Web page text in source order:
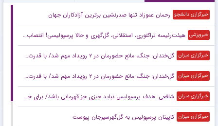
خبرگزاری دانشجو رحمان عموزاد تنها صدرنشین برترین آزادکاران جهان
خبرورزشی هیئت‌رئیسه تراکتوری، استقلالی، گل‌گهری و حالا پرسپولیسی! انتصاب‌های عجیب در باشگاه‌های خاص؛ فدراسیون حتما جوابگو باشد
خبرگزاری میزان گل‌خندان: جنگ، مانع حضورمان در ۲ رویداد مهم شد/ با قدرت برای بازی‌های آسیایی و سهمیه المپیک می‌جنگیم
خبرگزاری میزان گل‌خندان: جنگ، مانع حضورمان در ۲ رویداد مهم شد/ با قدرت برای بازی‌های آسیایی و سهمیه المپیک می‌جنگیم
خبرگزاری میزان شافعی: هدف پرسپولیس نباید چیزی جز قهرمانی باشد/ برای جام ملت‌ها باید از برخی چهره‌ها عبور کنیم
خبرگزاری میزان کاپیتان پرسپولیس به گل‌گهرسیرجان پیوست